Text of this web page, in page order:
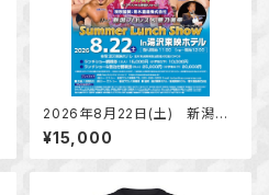
2026年8月22日(土) 新潟プ
ロレス＆華乃美幸 Summer L
unch Show In 湯沢東映ホテ
ル ランチ付観戦券（大人）
¥15,000